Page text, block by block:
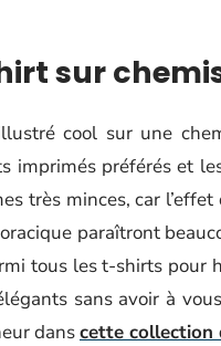
sur
cool sur une
imprimés préférés et
très minces, car
paraîtront
tous les t-shirts pour
sans avoir à
danscette